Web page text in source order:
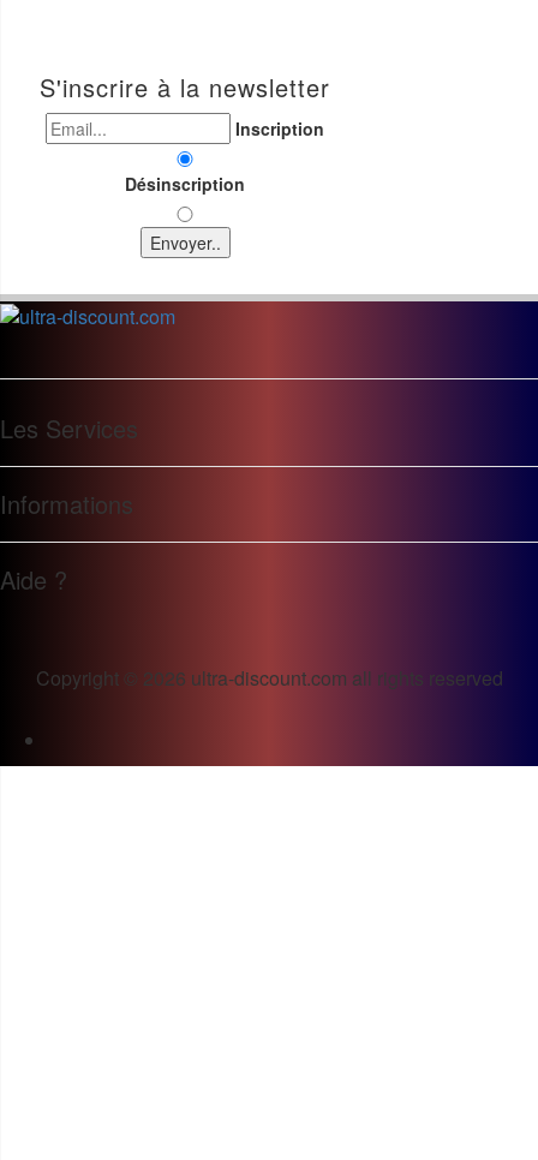
S'inscrire à la newsletter
Inscription
Désinscription
Envoyer..
Les Services
Informations
Aide ?
Copyright © 2026 ultra-discount.com all rights reserved